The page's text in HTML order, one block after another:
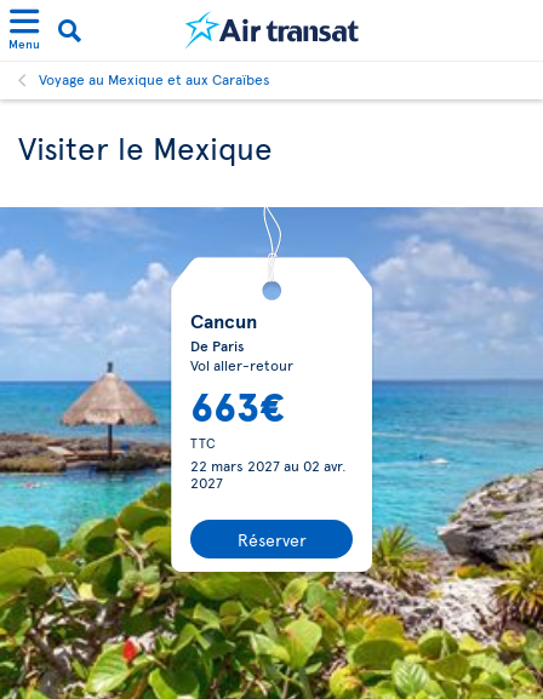
Menu
Voyage au Mexique et aux Caraïbes
Visiter le Mexique
Cancun
De Paris
Vol aller-retour
663€
TTC
22 mars 2027au 02 avr.
2027
Réserver